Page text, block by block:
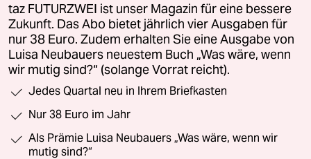
taz FUTURZWEI ist unser Magazin für eine bessere
Zukunft. Das Abo bietet jährlich vier Ausgaben für
nur 38 Euro. Zudem erhalten Sie eine Ausgabe von
Luisa Neubauers neuestem Buch „Was wäre, wenn
wir mutig sind?“ (solange Vorrat reicht).
Jedes Quartal neu in Ihrem Briefkasten
Nur 38 Euro im Jahr
Als Prämie Luisa Neubauers „Was wäre, wenn wir
mutig sind?“